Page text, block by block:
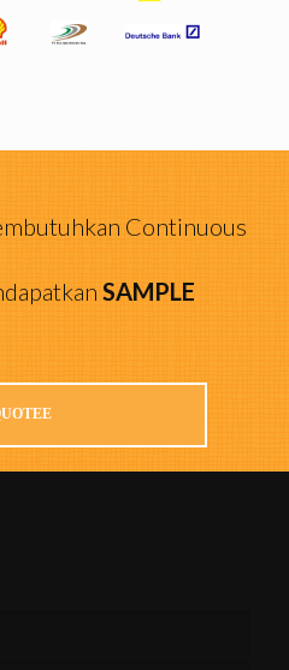
Continuous
SAMPLE